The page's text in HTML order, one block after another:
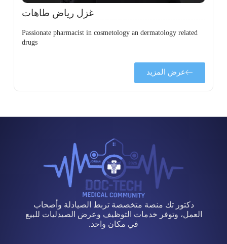
غزل رياض طاهات
Passionate pharmacist in cosmetology an dermatology related
drugs
عرض المزيد
دكتور تك منصة متخصصة تربط الصيادلة وأصحاب
العمل، وتوفر خدمات التوظيف وعرض الصيدليات للبيع
في مكان واحد.